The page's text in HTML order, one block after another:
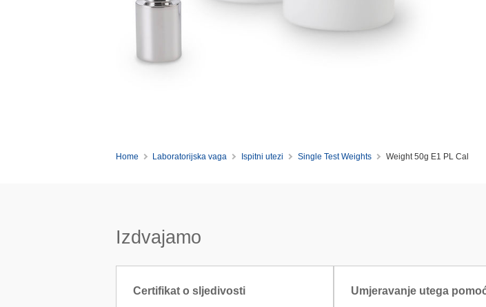
Home Laboratorijska vaga Ispitni utezi Single Test Weights Weight 50g E1 PL Cal
Izdvajamo
Certifikat o sljedivosti Umjeravanje utega